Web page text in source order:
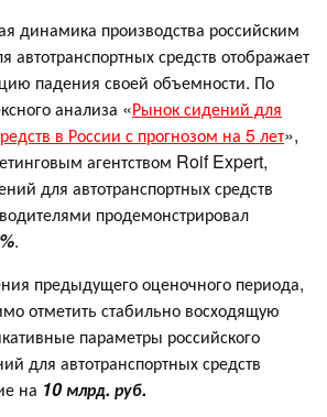
динамика производства российским
средств отображает
падения своей объемности. По
анализа «Рынок сидений для
в России с прогнозом на 5 лет»,
агентством Roif Expert,
для автотранспортных средств
продемонстрировал
.
предыдущего оценочного периода,
отметить стабильно восходящую
параметры российского
для автотранспортных средств
на 10 млрд. руб.